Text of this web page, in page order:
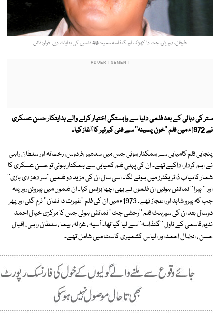
طوفان، دوریاں، جٹ دا کھڑاک اور گنڈاسہ سمیت40 فلموں کی ہدایات دیں۔ فوٹو: فائل
ستر کی دہائی کے بعد فلمی دنیا سے وابستگی اختیار کرنے والے ہدایتکار حسن عسکری
نے 1972ء میں فلم ''خون پسینہ'' سے فنی کیرئیر کا آغاز کیا۔
پنجابی فلم کامیابی سے ہمکنار ہوئی جس میں سدھیر ،فردوس، رخسانہ اور سلطان راہی
نے اہم کردار اداکیے تھے۔ ان کی پہلی فلم کامیابی سے ہمکنار ہوئی تو حسن عسکری کا
شمار کامیاب ڈائریکٹرز میں ہونے لگا۔ اسی سال ان کی مزید دو فلمیں''سر دھڑ دی بازی''
اور '' ہیرا '' نمائش ہوئیں ان فلموں نے بھی اچھا بزنس کیا۔ ان فلموں میں ہیروئن روزینہ
جب کہ ہیرو شاہد اور اعجاز تھے۔ 1973ء میں ان کی فلم ''غیرت دا نشان'' نرم گئی اور پھر
دوسال بعد ان کی سپرہٹ فلم ''وحشی جٹ'' نمائش ہوئی جس کا مرکزی خیال احمد
ندیم قاسمی کے ناول ''گنڈاسہ'' سے لیا گیا تھا۔ آسیہ ، غزالہ، ہیما ، سلطان راہی ، اقبال
حسن ، افضال احمد اور الیاس کشمیری کاسٹ میں شامل تھے۔